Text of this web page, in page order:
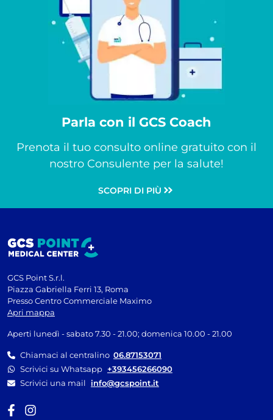
Parla con il GCS Coach
Prenota il tuo consulto online gratuito con il
nostro Consulente per la salute!
SCOPRI DI PIÙ
GCS Point S.r.l.
Piazza Gabriella Ferri 13, Roma
Presso Centro Commerciale Maximo
Apri mappa
Aperti lunedì - sabato 7.30 - 21.00; domenica 10.00 - 21.00
Chiamaci al centralino 06.87153071
Scrivici su Whatsapp +393456266090
Scrivici una mail
info@gcspoint.it